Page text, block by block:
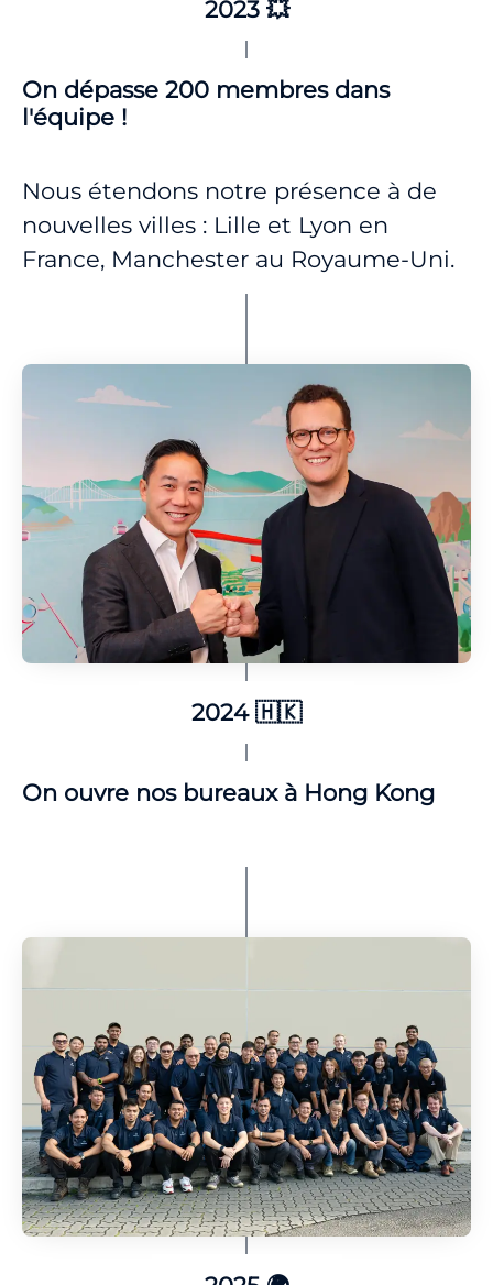
2023 💥
On dépasse 200 membres dans
l'équipe !
Nous étendons notre présence à de
nouvelles villes : Lille et Lyon en
France, Manchester au Royaume-Uni.
2024 🇭🇰
On ouvre nos bureaux à Hong Kong